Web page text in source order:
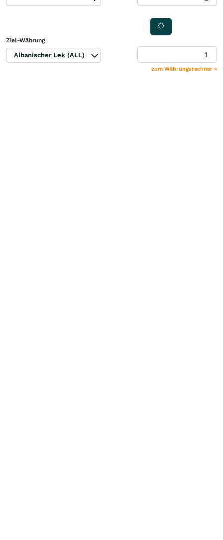
Ziel-Währung
Albanischer Lek (ALL)
zum Währungsrechner »